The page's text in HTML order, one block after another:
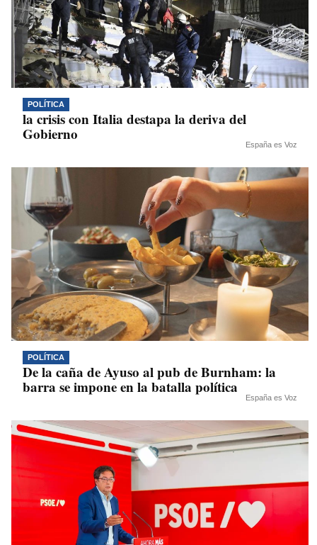
POLÍTICA
la crisis con Italia destapa la deriva del
Gobierno
España es Voz
POLÍTICA
De la caña de Ayuso al pub de Burnham: la
barra se impone en la batalla política
España es Voz